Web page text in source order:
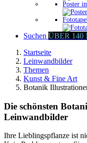
Poster
Suchen ÜBER 140
Startseite
Leinwandbilder
Themen
Kunst & Fine Art
Botanik
Die schönsten
Leinwandbilder
Ihre Lieblingspflanze ist